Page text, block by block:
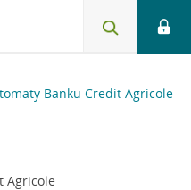
Banku Credit Agricole
Agricole